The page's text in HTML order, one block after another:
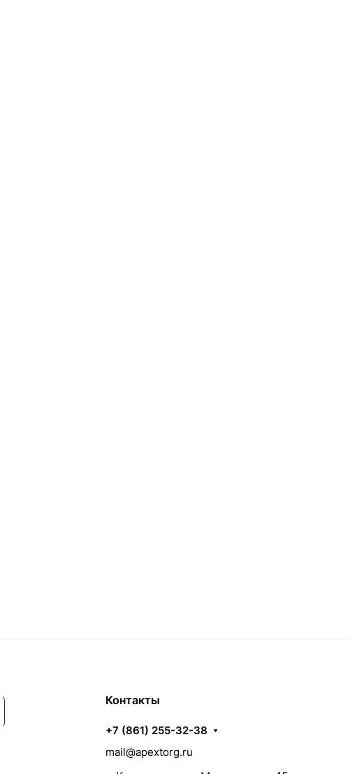
Контакты
+7 (861) 255-32-38
mail@apextorg.ru